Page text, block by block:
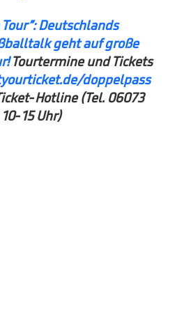
Deutschlands
geht auf große
Tourtermine und Tickets
doppelpass
Hotline (Tel. 06073
15 Uhr)